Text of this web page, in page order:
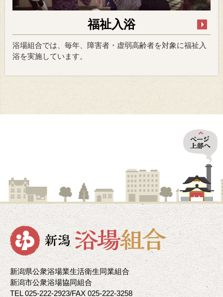
福祉入浴
浴場組合では、毎年、障害者・虚弱高齢者を対象に福祉入
浴を実施しています。
新潟県公衆浴場業生活衛生同業組合
新潟市公衆浴場協同組合
TEL 025-222-2923/FAX 025-222-3258